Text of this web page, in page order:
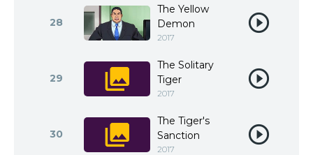
28
The Yellow
Demon
2017
29
The Solitary
Tiger
2017
30
The Tiger's
Sanction
2017